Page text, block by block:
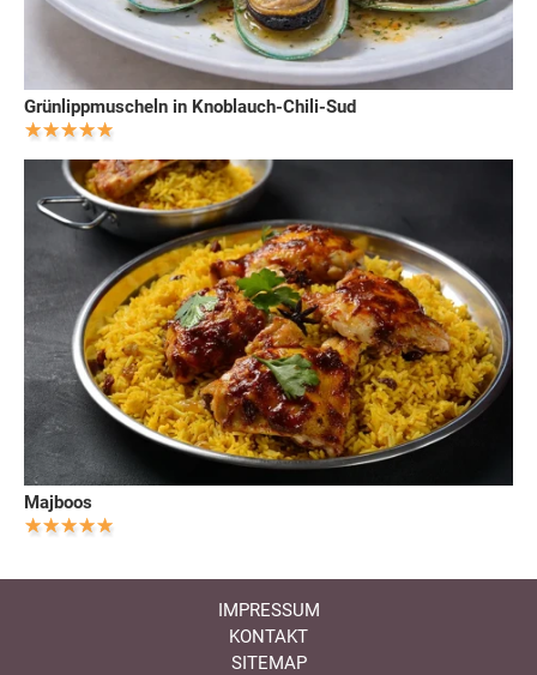
Grünlippmuscheln in Knoblauch-Chili-Sud
Majboos
IMPRESSUM
KONTAKT
SITEMAP